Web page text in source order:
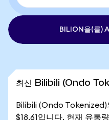
BILION을(를)
최신 Bilibili (Ondo
Bilibili (Ondo
$18.61입니다. 현재 유통